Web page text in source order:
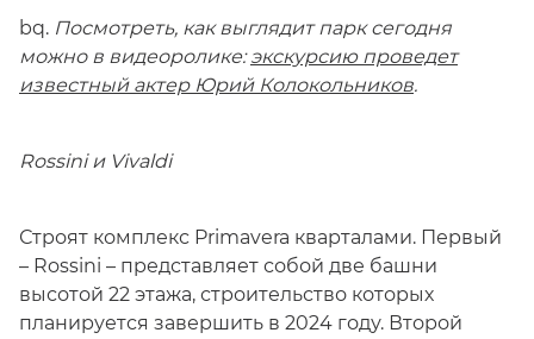
bq. Посмотреть, как выглядит парк сегодня
можно в видеоролике:экскурсию проведет
известный актер Юрий Колокольников.
Rossini и Vivaldi
Строят комплекс Primavera кварталами. Первый
– Rossini – представляет собой две башни
высотой 22 этажа, строительство которых
планируется завершить в 2024 году. Второй